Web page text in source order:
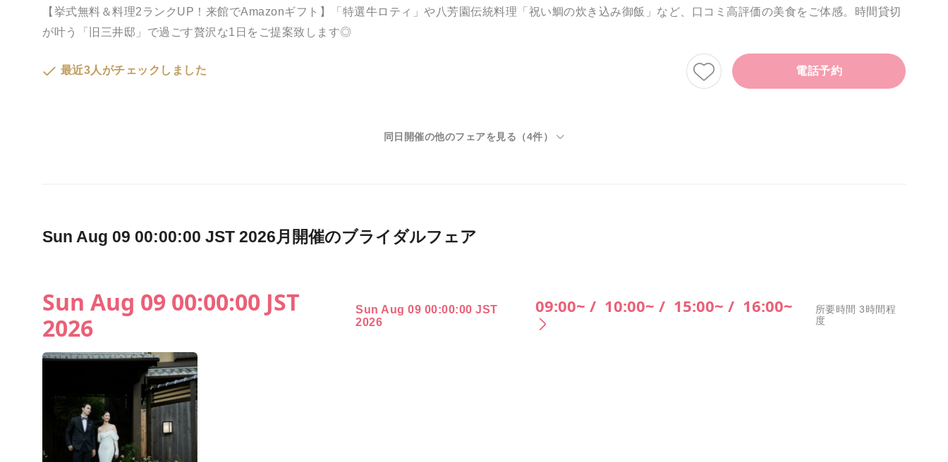
【挙式無料＆料理2ランクUP！来館でAmazonギフト】「特選牛ロティ」や八芳園伝統料理「祝い鯛の炊き込み御飯」など、口コミ高評価の美食をご体感。時間貸切
が叶う「旧三井邸」で過ごす贅沢な1日をご提案致します◎
最近3人がチェックしました 電話予約
同日開催の他のフェアを見る（4件）
Sun Aug 09 00:00:00 JST 2026月開催のブライダルフェア
Sun Aug 09 00:00:00 JST
2026
Sun Aug 09 00:00:00 JST
2026
09:00~ / 10:00~ / 15:00~ / 16:00~
所要時間 3時間程
度